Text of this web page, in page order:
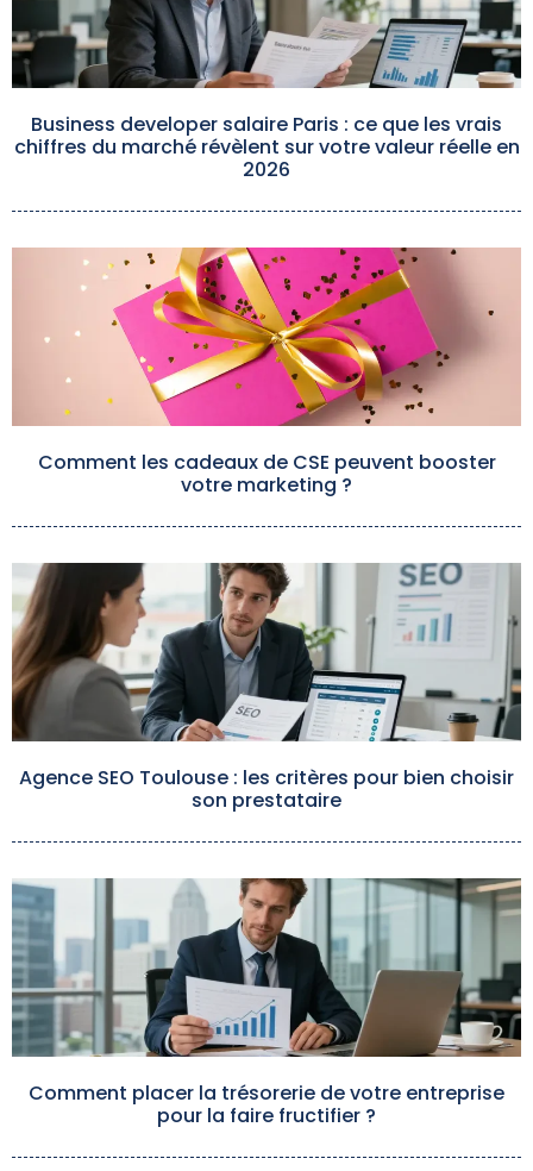
Business developer salaire Paris : ce que les vrais
chiffres du marché révèlent sur votre valeur réelle en
2026
Comment les cadeaux de CSE peuvent booster
votre marketing ?
Agence SEO Toulouse : les critères pour bien choisir
son prestataire
Comment placer la trésorerie de votre entreprise
pour la faire fructifier ?